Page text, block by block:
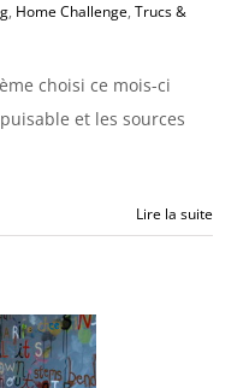
, Home Challenge, Trucs &
choisi ce mois-ci
et les sources
Lire la suite